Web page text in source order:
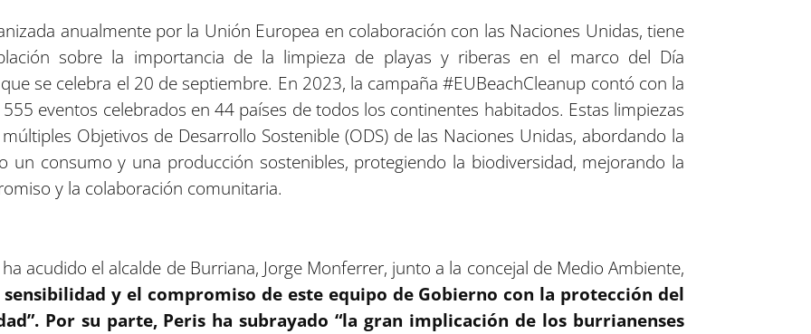
anualmente por la Unión Europea en colaboración con las Naciones Unidas, tiene
sobre la importancia de la limpieza de playas y riberas en el marco del Día
se celebra el 20 de septiembre. En 2023, la campaña #EUBeachCleanup contó con la
eventos celebrados en 44 países de todos los continentes habitados. Estas limpiezas
Objetivos de Desarrollo Sostenible (ODS) de las Naciones Unidas, abordando la
un consumo y una producción sostenibles, protegiendo la biodiversidad, mejorando la
y la colaboración comunitaria.
acudido el alcalde de Burriana, Jorge Monferrer, junto a la concejal de Medio Ambiente,
sensibilidad y el compromiso de este equipo de Gobierno con la protección del
Por su parte, Peris ha subrayado “la gran implicación de los burrianenses